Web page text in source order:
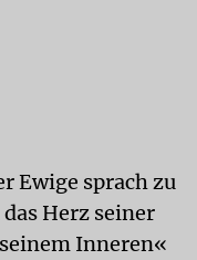
Ewige sprach zu
Herz seiner
Inneren«